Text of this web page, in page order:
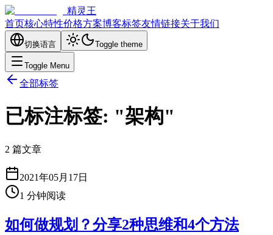
精灵王
首页核心特性价格方案博客标签友情链接关于我们
切换语言 Toggle theme
Toggle Menu
全部标签
已标注标签: "架构"
2 篇文章
2021年05月17日
1 分钟阅读
如何做规划？分享2种思维和4个方法